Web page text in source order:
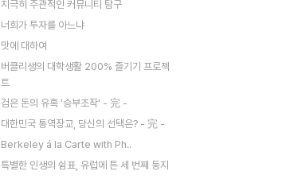
지극히 주관적인 커뮤니티 탐구
너희가 투자를 아느냐
맛에 대하여
버클리생의 대학생활 200% 즐기기 프로젝
트
검은 돈의 유혹 '승부조작' - 完 -
대한민국 통역장교, 당신의 선택은? - 完 -
Berkeley á la Carte with Ph..
특별한 인생의 쉼표, 유럽에 튼 세 번째 둥지